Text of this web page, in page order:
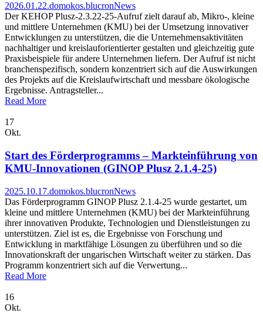
2026.01.22.domokos.blucronNews
Der KEHOP Plusz-2.3.22-25-Aufruf zielt darauf ab, Mikro-, kleine
und mittlere Unternehmen (KMU) bei der Umsetzung innovativer
Entwicklungen zu unterstützen, die die Unternehmensaktivitäten
nachhaltiger und kreislauforientierter gestalten und gleichzeitig gute
Praxisbeispiele für andere Unternehmen liefern. Der Aufruf ist nicht
branchenspezifisch, sondern konzentriert sich auf die Auswirkungen
des Projekts auf die Kreislaufwirtschaft und messbare ökologische
Ergebnisse. Antragsteller...
Read More
17
Okt.
Start des Förderprogramms – Markteinführung von
KMU-Innovationen (GINOP Plusz 2.1.4-25)
2025.10.17.domokos.blucronNews
Das Förderprogramm GINOP Plusz 2.1.4-25 wurde gestartet, um
kleine und mittlere Unternehmen (KMU) bei der Markteinführung
ihrer innovativen Produkte, Technologien und Dienstleistungen zu
unterstützen. Ziel ist es, die Ergebnisse von Forschung und
Entwicklung in marktfähige Lösungen zu überführen und so die
Innovationskraft der ungarischen Wirtschaft weiter zu stärken. Das
Programm konzentriert sich auf die Verwertung...
Read More
16
Okt.